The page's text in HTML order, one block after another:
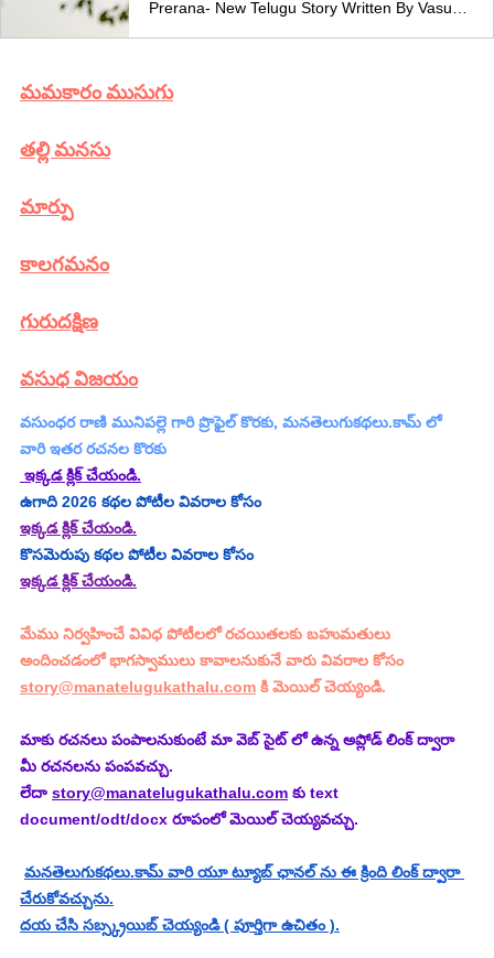
మమకారం ముసుగు
తల్లి మనసు
మార్పు
కాలగమనం
గురుదక్షిణ
వసుధ విజయం​
వసుంధర రాణి మునిపల్లె గారి ప్రొఫైల్ కొరకు, మనతెలుగుకథలు.కామ్ లో
వారి ఇతర రచనల కొరకు
ఇక్కడ క్లిక్ చేయండి.
ఉగాది 2026 కథల పోటీల వివరాల కోసం
ఇక్కడ క్లిక్ చేయండి.
కొసమెరుపు కథల పోటీల వివరాల కోసం
ఇక్కడ క్లిక్ చేయండి.
మేము నిర్వహించే వివిధ పోటీలలో రచయితలకు బహుమతులు
అందించడంలో భాగస్వాములు కావాలనుకునే వారు వివరాల కోసం
story@manatelugukathalu.com కి మెయిల్ చెయ్యండి.
మాకు రచనలు పంపాలనుకుంటే మా వెబ్ సైట్ లో ఉన్న అప్లోడ్ లింక్ ద్వారా
మీ రచనలను పంపవచ్చు.
లేదా story@manatelugukathalu.com కు text
document/odt/docx రూపంలో మెయిల్ చెయ్యవచ్చు.
మనతెలుగుకథలు.కామ్ వారి యూ ట్యూబ్ ఛానల్ ను ఈ క్రింది లింక్ ద్వారా
చేరుకోవచ్చును.
దయ చేసి సబ్స్క్రయిబ్ చెయ్యండి ( పూర్తిగా ఉచితం ).